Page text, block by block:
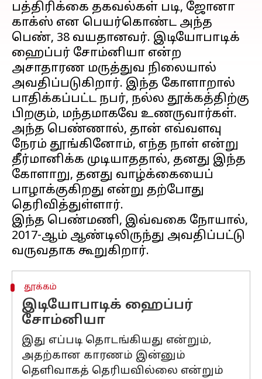
பத்திரிக்கை தகவல்கள் படி, ஜோனா
காக்ஸ் என பெயர்கொண்ட அந்த
பெண், 38 வயதானவர். இடியோபாடிக்
ஹைப்பர் சோம்னியா என்ற
அசாதாரண மருத்துவ நிலையால்
அவதிப்படுகிறார். இந்த கோளாறால்
பாதிக்கப்பட்ட நபர், நல்ல தூக்கத்திற்கு
பிறகும், மந்தமாகவே உணருவார்கள்.
அந்த பெண்ணால், தான் எவ்வளவு
நேரம் தூங்கினோம், எந்த நாள் என்று
தீர்மானிக்க முடியாததால், தனது இந்த
கோளாறு, தனது வாழ்க்கையைப்
பாழாக்குகிறது என்று தற்போது
தெரிவித்துள்ளார்.
இந்த பெண்மணி, இவ்வகை நோயால்,
2017-ஆம் ஆண்டிலிருந்து அவதிப்பட்டு
தூக்கம்
இடியோபாடிக் ஹைப்பர்
சோம்னியா
இது எப்படி தொடங்கியது என்றும்,
அதற்கான காரணம் இன்னும்
தெளிவாகத் தெரியவில்லை என்றும்